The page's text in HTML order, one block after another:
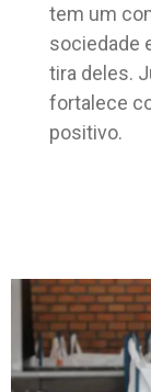
tem um
sociedade
tira deles.
fortalece
positivo.